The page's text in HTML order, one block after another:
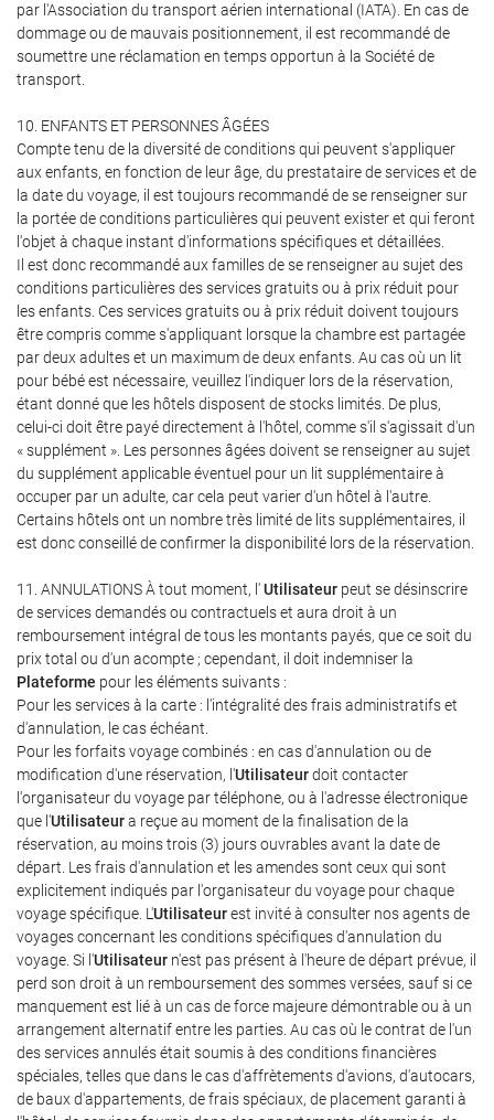
par l'Association du transport aérien international (IATA). En cas de
dommage ou de mauvais positionnement, il est recommandé de
soumettre une réclamation en temps opportun à la Société de
transport.
10. ENFANTS ET PERSONNES ÂGÉES
Compte tenu de la diversité de conditions qui peuvent s'appliquer
aux enfants, en fonction de leur âge, du prestataire de services et de
la date du voyage, il est toujours recommandé de se renseigner sur
la portée de conditions particulières qui peuvent exister et qui feront
l'objet à chaque instant d'informations spécifiques et détaillées.
Il est donc recommandé aux familles de se renseigner au sujet des
conditions particulières des services gratuits ou à prix réduit pour
les enfants. Ces services gratuits ou à prix réduit doivent toujours
être compris comme s'appliquant lorsque la chambre est partagée
par deux adultes et un maximum de deux enfants. Au cas où un lit
pour bébé est nécessaire, veuillez l'indiquer lors de la réservation,
étant donné que les hôtels disposent de stocks limités. De plus,
celui-ci doit être payé directement à l'hôtel, comme s'il s'agissait d'un
« supplément ». Les personnes âgées doivent se renseigner au sujet
du supplément applicable éventuel pour un lit supplémentaire à
occuper par un adulte, car cela peut varier d'un hôtel à l'autre.
Certains hôtels ont un nombre très limité de lits supplémentaires, il
est donc conseillé de confirmer la disponibilité lors de la réservation.
11. ANNULATIONS À tout moment, l'Utilisateur peut se désinscrire
de services demandés ou contractuels et aura droit à un
remboursement intégral de tous les montants payés, que ce soit du
prix total ou d'un acompte ; cependant, il doit indemniser la
Plateforme pour les éléments suivants :
Pour les services à la carte : l'intégralité des frais administratifs et
d'annulation, le cas échéant.
Pour les forfaits voyage combinés : en cas d'annulation ou de
modification d'une réservation, l'Utilisateurdoit contacter
l'organisateur du voyage par téléphone, ou à l'adresse électronique
que l'Utilisateura reçue au moment de la finalisation de la
réservation, au moins trois (3) jours ouvrables avant la date de
départ. Les frais d'annulation et les amendes sont ceux qui sont
explicitement indiqués par l'organisateur du voyage pour chaque
voyage spécifique. L'Utilisateurest invité à consulter nos agents de
voyages concernant les conditions spécifiques d'annulation du
voyage. Si l'Utilisateur n'est pas présent à l'heure de départ prévue, il
perd son droit à un remboursement des sommes versées, sauf si ce
manquement est lié à un cas de force majeure démontrable ou à un
arrangement alternatif entre les parties. Au cas où le contrat de l'un
des services annulés était soumis à des conditions financières
spéciales, telles que dans le cas d'affrètements d'avions, d'autocars,
de baux d'appartements, de frais spéciaux, de placement garanti à